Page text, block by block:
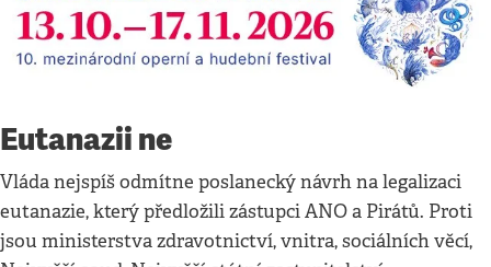
Eutanazii ne
Vláda nejspíš odmítne poslanecký návrh na legalizaci
eutanazie, který předložili zástupci ANO a Pirátů. Proti
jsou ministerstva zdravotnictví, vnitra, sociálních věcí,